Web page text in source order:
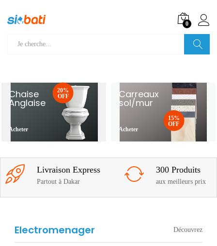
0
Chaise
Anglaise
Acheter
20%
OFF
Carreaux
sol/mur
Acheter
15%
OFF
Livraison Express
Partout à Dakar
300 Produits
aux meilleurs prix
Electromenager Découvrez